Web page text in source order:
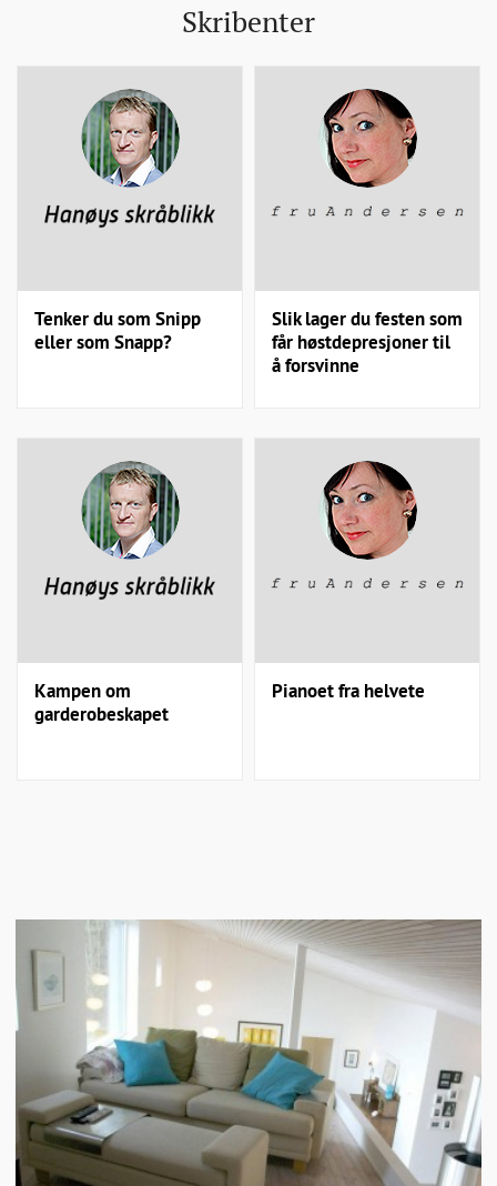
Skribenter
Tenker du som Snipp
eller som Snapp?
Slik lager du festen som
får høstdepresjoner til
å forsvinne
Kampen om
garderobeskapet
Pianoet fra helvete